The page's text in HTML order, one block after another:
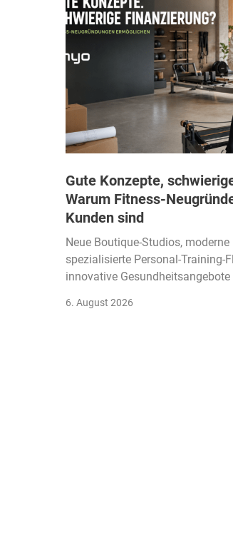
Gute Konzepte,
Warum Fitness-
Kunden sind
Neue Boutique-Studios,
spezialisierte Personal-Training-
innovative
6. August 2026